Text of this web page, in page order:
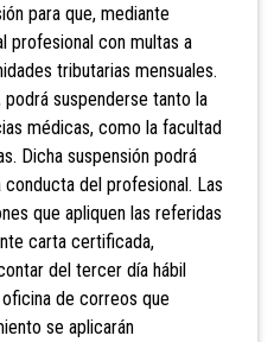
para que, mediante
profesional con multas a
tributarias mensuales.
suspenderse tanto la
médicas, como la facultad
Dicha suspensión podrá
del profesional. Las
que apliquen las referidas
carta certificada,
del tercer día hábil
de correos que
se aplicarán